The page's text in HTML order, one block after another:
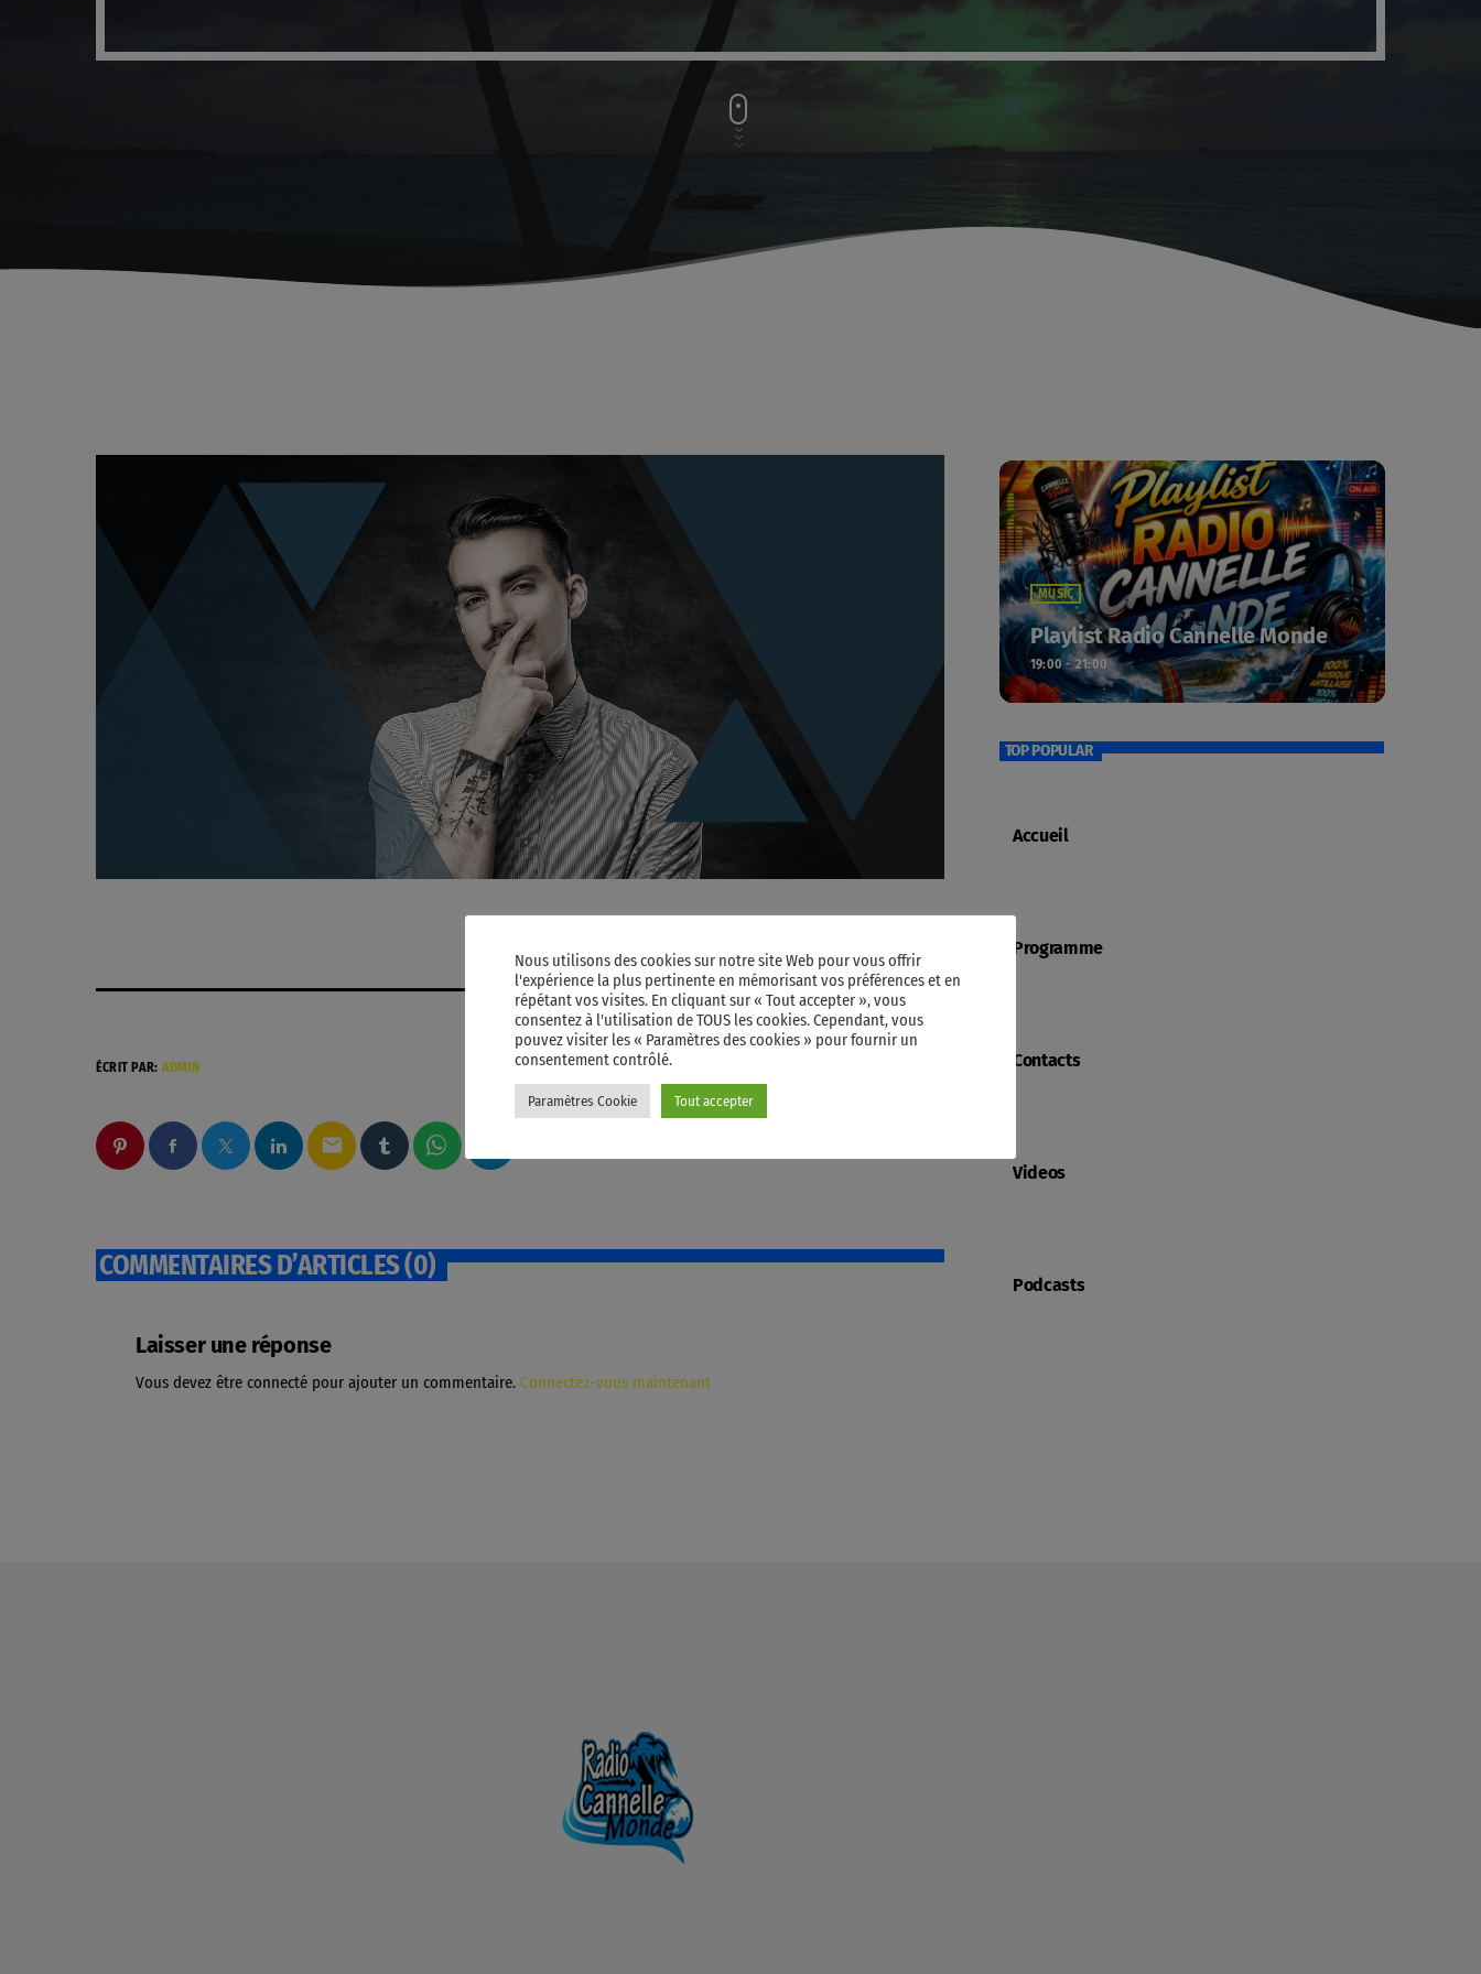
ÉCRIT PAR: ADMIN
email
COMMENTAIRES D’ARTICLES (0)
Laisser une réponse
Vous devez être connecté pour ajouter un commentaire. Connectez-vous maintenant
MUSIC
Playlist Radio Cannelle Monde
19:00 - 21:00
TOP POPULAR
Accueil
Programme
Contacts
Videos
Podcasts
Nous utilisons des cookies sur notre site Web pour vous offrir
l'expérience la plus pertinente en mémorisant vos préférences et en
répétant vos visites. En cliquant sur « Tout accepter », vous
consentez à l'utilisation de TOUS les cookies. Cependant, vous
pouvez visiter les « Paramètres des cookies » pour fournir un
consentement contrôlé.
Paramètres Cookie Tout accepter